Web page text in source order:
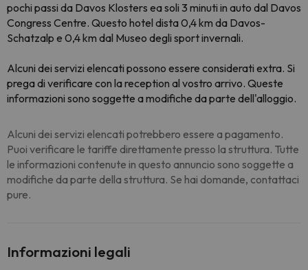
pochi passi da Davos Klosters ea soli 3 minuti in auto dal Davos
Congress Centre. Questo hotel dista 0,4 km da Davos-
Schatzalp e 0,4 km dal Museo degli sport invernali.
Alcuni dei servizi elencati possono essere considerati extra. Si
prega di verificare con la reception al vostro arrivo. Queste
informazioni sono soggette a modifiche da parte dell'alloggio.
Alcuni dei servizi elencati potrebbero essere a pagamento.
Puoi verificare le tariffe direttamente presso la struttura. Tutte
le informazioni contenute in questo annuncio sono soggette a
modifiche da parte della struttura. Se hai domande, contattaci
pure.
Informazioni legali